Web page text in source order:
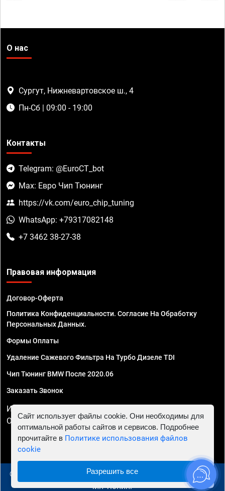
О нас
Сургут, Нижневартовское ш., 4
Пн-Сб | 09:00 - 19:00
Контакты
Telegram: @EuroCT_bot
Max: Евро Чип Тюнинг
https://vk.com/euro_chip_tuning
WhatsApp: +79317082148
+7 3462 38-27-38
Правовая информация
Договор-Оферта
Политика Конфиденциальности. Согласие На Обработку
Персональных Данных.
Формы Оплаты
Удаление Сажевого Фильтра На Турбо Дизеле TDI
Чип Тюнинг BMW После 2020.06
Заказать Звонок
ИП Смирнов Георгий Павлович. ИНН 781302555843,
ОГРНИП 324470400032610
© 2010 - 2026 Чип тюнинг в Сургуте - Автосервис "Евро
Чип Тюнинг"
Сайт использует файлы cookie. Они необходимы для
оптимальной работы сайтов и сервисов. Подробнее
прочитайте в Политике использования файлов
cookie
Разрешить все